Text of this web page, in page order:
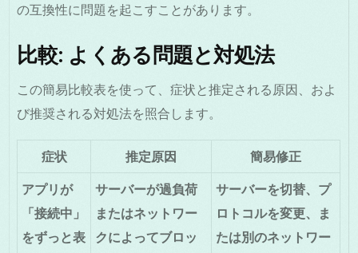
の互換性に問題を起こすことがあります。
比較: よくある問題と対処法
この簡易比較表を使って、症状と推定される原因、およ
び推奨される対処法を照合します。
症状 推定原因 簡易修正
アプリが
「接続中」
をずっと表
サーバーが過負荷
またはネットワー
クによってブロッ
サーバーを切替、プ
ロトコルを変更、ま
たは別のネットワー